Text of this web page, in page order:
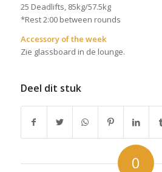
25 Deadlifts, 85kg/57.5kg
*Rest 2:00 between rounds
Accessory of the week
Zie glassboard in de lounge.
Deel dit stuk
0